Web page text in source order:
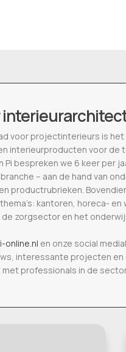
voor projectinterieurs is
interieurproducten voor
Pi bespreken we 6 keer
– aan de hand van
productrubrieken.
kantoren, horeca-
zorgsector en het
online.nl en onze social
interessante projecten
professionals in de